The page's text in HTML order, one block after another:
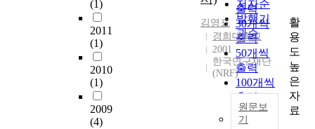
(1)
2011
(1)
2010
(1)
2009
(4)
저자순
발행기
관순
출력
30개씩
출력
50개씩
출력
100개씩
출력
김영표
경희대학교
2001
한국연구재단
(NRF)
원문보
기
활
용
도
높
은
자
료